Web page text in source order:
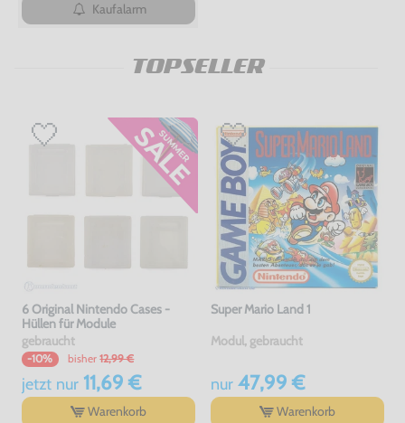
Kaufalarm
TOPSELLER
6 Original Nintendo Cases -
Hüllen für Module
gebraucht
-10% bisher 12,99 €
jetzt nur11,69 €
Warenkorb
Super Mario Land 1
Modul, gebraucht
nur47,99 €
Warenkorb